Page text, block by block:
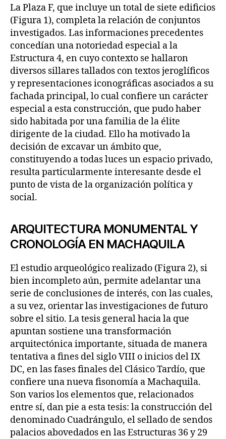
La Plaza F, que incluye un total de siete edificios
(Figura 1), completa la relación de conjuntos
investigados. Las informaciones precedentes
concedían una notoriedad especial a la
Estructura 4, en cuyo contexto se hallaron
diversos sillares tallados con textos jeroglíficos
y representaciones iconográficas asociados a su
fachada principal, lo cual confiere un carácter
especial a esta construcción, que pudo haber
sido habitada por una familia de la élite
dirigente de la ciudad. Ello ha motivado la
decisión de excavar un ámbito que,
constituyendo a todas luces un espacio privado,
resulta particularmente interesante desde el
punto de vista de la organización política y
social.
ARQUITECTURA MONUMENTAL Y
CRONOLOGÍA EN MACHAQUILA
El estudio arqueológico realizado (Figura 2), si
bien incompleto aún, permite adelantar una
serie de conclusiones de interés, con las cuales,
a su vez, orientar las investigaciones de futuro
sobre el sitio. La tesis general hacia la que
apuntan sostiene una transformación
arquitectónica importante, situada de manera
tentativa a fines del siglo VIII o inicios del IX
DC, en las fases finales del Clásico Tardío, que
confiere una nueva fisonomía a Machaquila.
Son varios los elementos que, relacionados
entre sí, dan pie a esta tesis: la construcción del
denominado Cuadrángulo, el sellado de sendos
palacios abovedados en las Estructuras 36 y 29